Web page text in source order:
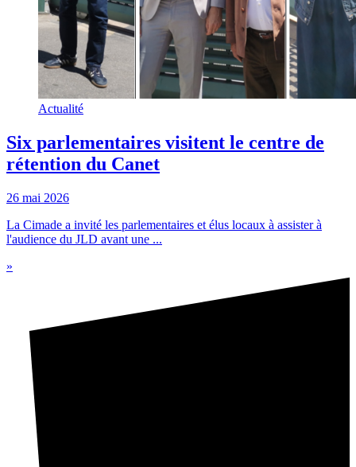
Actualité
Six parlementaires visitent le centre de
rétention du Canet
26 mai 2026
La Cimade a invité les parlementaires et élus locaux à assister à
l'audience du JLD avant une ...
»